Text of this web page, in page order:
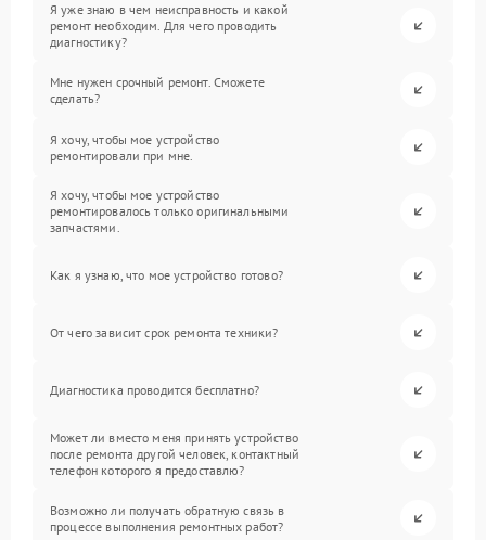
Я уже знаю в чем неисправность и какой
ремонт необходим. Для чего проводить
диагностику?
Мне нужен срочный ремонт. Сможете
сделать?
Я хочу, чтобы мое устройство
ремонтировали при мне.
Я хочу, чтобы мое устройство
ремонтировалось только оригинальными
запчастями.
Как я узнаю, что мое устройство готово?
От чего зависит срок ремонта техники?
Диагностика проводится бесплатно?
Может ли вместо меня принять устройство
после ремонта другой человек, контактный
телефон которого я предоставлю?
Возможно ли получать обратную связь в
процессе выполнения ремонтных работ?